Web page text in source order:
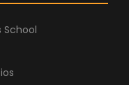
School